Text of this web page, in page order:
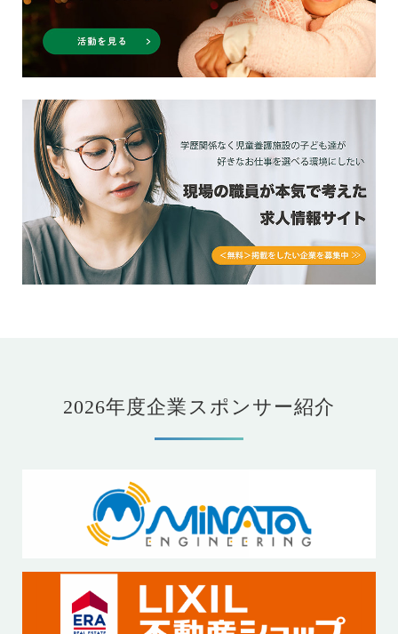
2026年度企業スポンサー紹介